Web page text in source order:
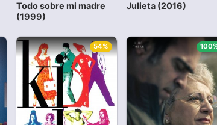
Todo sobre mi madre
(1999)
Julieta (2016)
54%